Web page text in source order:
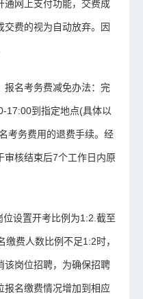
通网上支付功能，交费成
费的视为自动放弃。因
报名考务费减免办法：完
17:00到指定地点(具体以
考务费用的退费手续。经
审核结束后7个工作日内原
设置开考比例为1:2.截至
费人数比例不足1:2时，
该岗位招聘，为确保招聘
报名缴费情况增加到相应